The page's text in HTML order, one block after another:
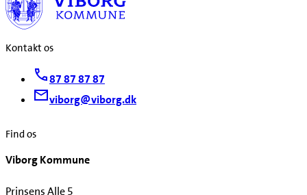
Kontakt os
87 87 87 87
viborg@viborg.dk
Find os
Viborg Kommune
Prinsens Alle 5